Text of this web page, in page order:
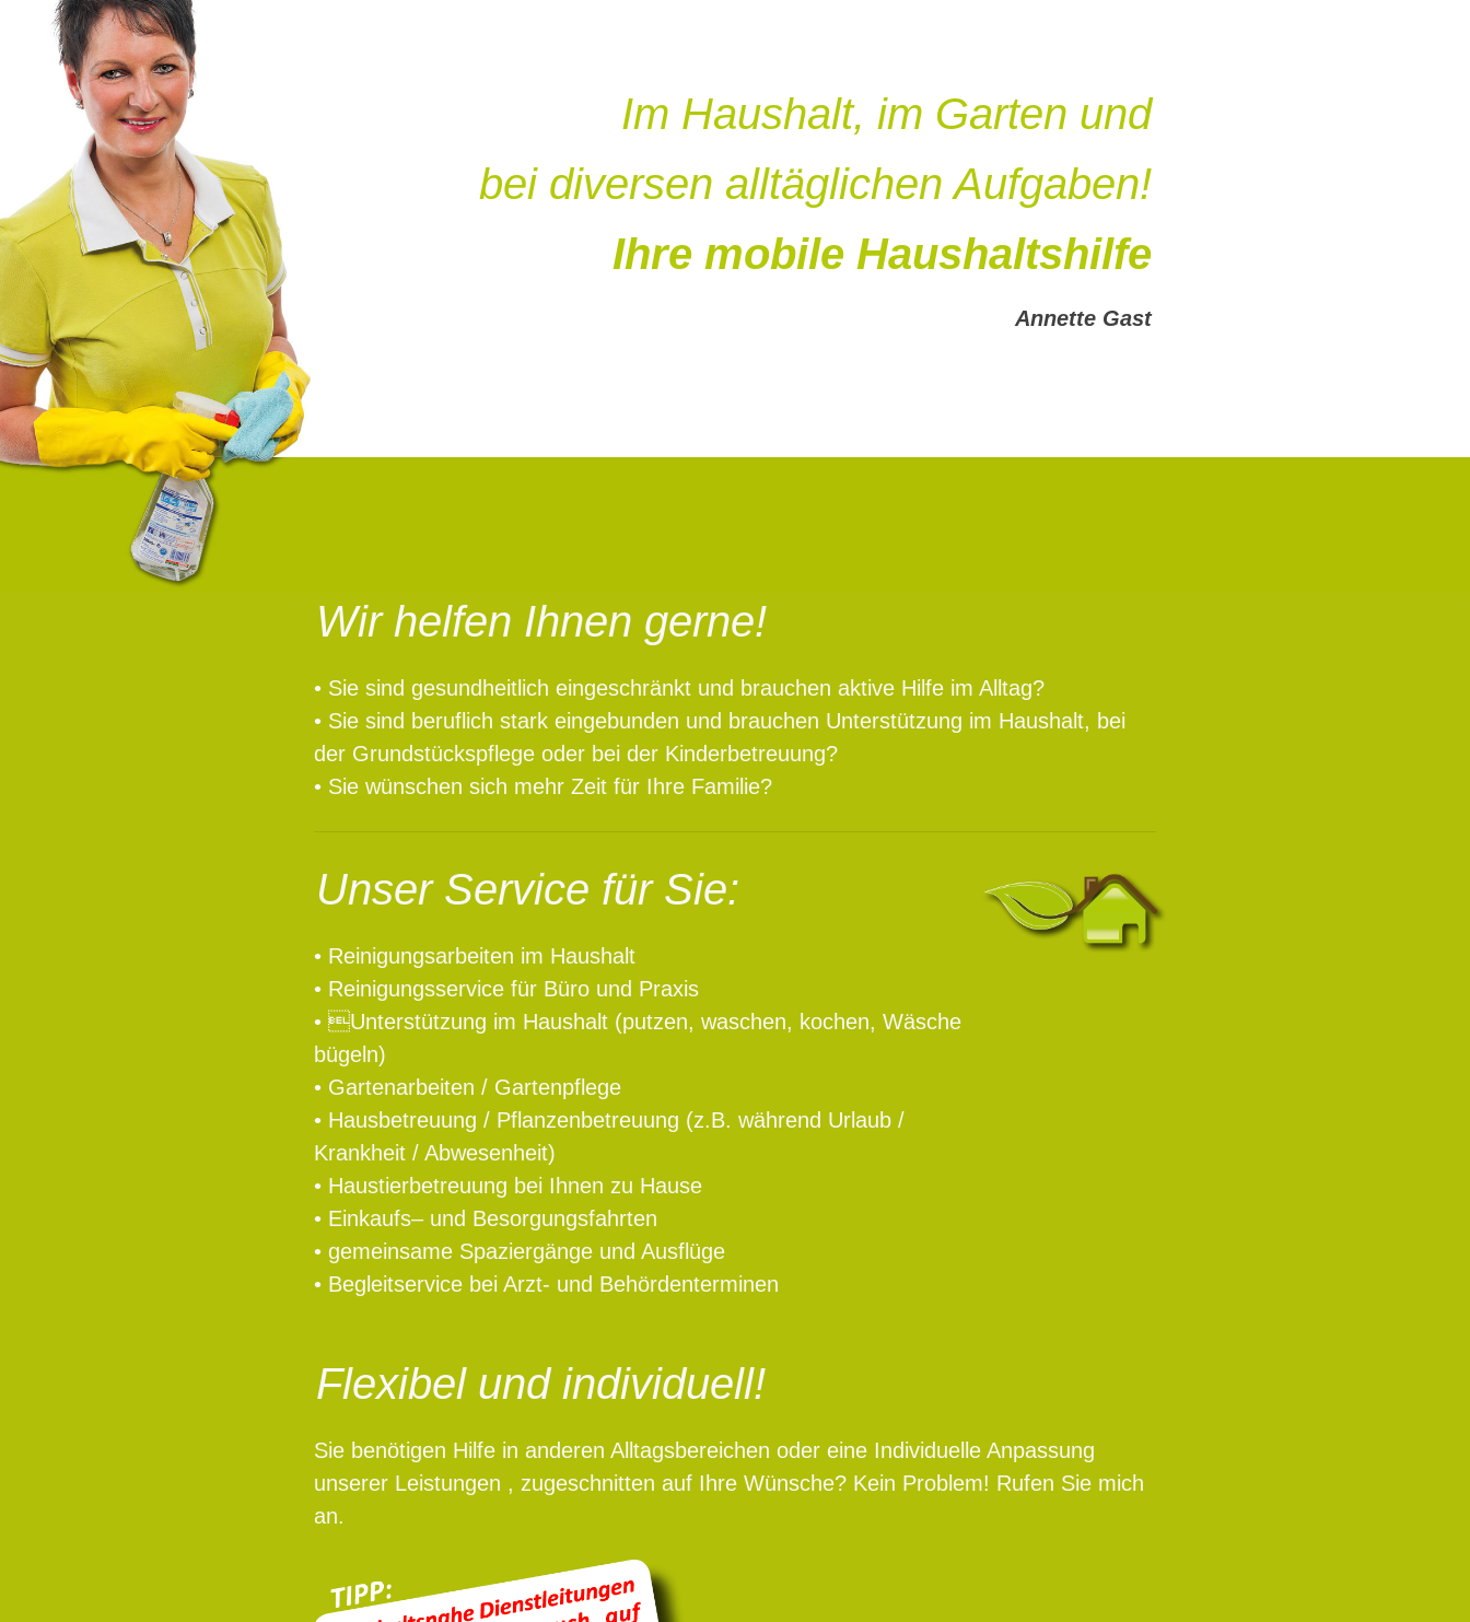
Im Haushalt, im Garten und
bei diversen alltäglichen Aufgaben!
Ihre mobile Haushaltshilfe
Annette Gast
Wir helfen Ihnen gerne!
• Sie sind gesundheitlich eingeschränkt und brauchen aktive Hilfe im Alltag?
• Sie sind beruflich stark eingebunden und brauchen Unterstützung im Haushalt, bei
der Grundstückspflege oder bei der Kinderbetreuung?
• Sie wünschen sich mehr Zeit für Ihre Familie?
Unser Service für Sie:
• Reinigungsarbeiten im Haushalt
• Reinigungsservice für Büro und Praxis
• Unterstützung im Haushalt (putzen, waschen, kochen, Wäsche
bügeln)
• Gartenarbeiten / Gartenpflege
• Hausbetreuung / Pflanzenbetreuung (z.B. während Urlaub /
Krankheit / Abwesenheit)
• Haustierbetreuung bei Ihnen zu Hause
• Einkaufs– und Besorgungsfahrten
• gemeinsame Spaziergänge und Ausflüge
• Begleitservice bei Arzt- und Behördenterminen
Flexibel und individuell!
Sie benötigen Hilfe in anderen Alltagsbereichen oder eine Individuelle Anpassung
unserer Leistungen , zugeschnitten auf Ihre Wünsche? Kein Problem! Rufen Sie mich
an.